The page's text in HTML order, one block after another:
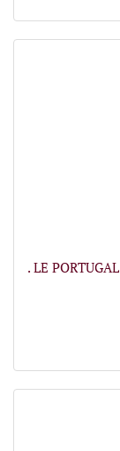
. LE